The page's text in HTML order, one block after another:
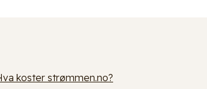
koster strømmen.no?